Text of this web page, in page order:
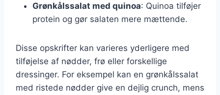
Grønkålssalat med quinoa: Quinoa tilføjer
protein og gør salaten mere mættende.
Disse opskrifter kan varieres yderligere med
tilføjelse af nødder, frø eller forskellige
dressinger. For eksempel kan en grønkålssalat
med ristede nødder give en dejlig crunch, mens